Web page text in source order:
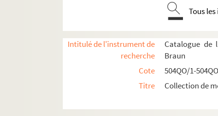
Tous
Intitulé de l'instrument de
recherche
Catalogue de
Braun
Cote
504QO/1-
Titre
Collection de